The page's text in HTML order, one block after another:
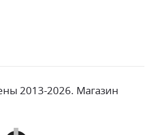
2013-2026. Магазин